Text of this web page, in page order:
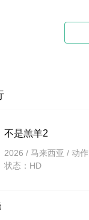
不是羔羊2
2026 / 马来西亚 / 动作
状态：HD